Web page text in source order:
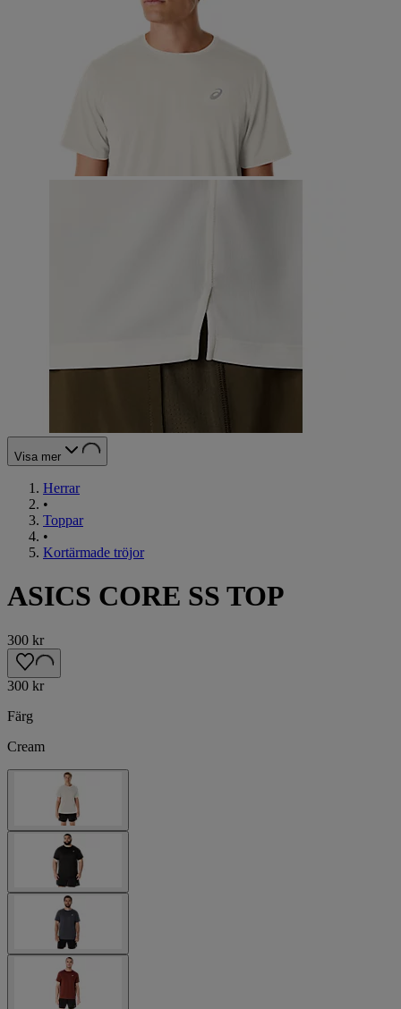
Visa mer
Herrar
•
Toppar
•
Kortärmade tröjor
ASICS CORE SS TOP
300 kr
300 kr
Färg
Cream